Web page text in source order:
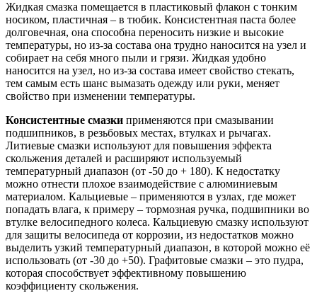
Жидкая смазка помещается в пластиковый флакон с тонким
носиком, пластичная – в тюбик. Консистентная паста более
долговечная, она способна переносить низкие и высокие
температуры, но из-за состава она трудно наносится на узел и
собирает на себя много пыли и грязи. Жидкая удобно
наносится на узел, но из-за состава имеет свойство стекать,
тем самым есть шанс вымазать одежду или руки, меняет
свойство при изменении температуры.
Консистентные смазки применяются при смазывании
подшипников, в резьбовых местах, втулках и рычагах.
Литиевые смазки используют для повышения эффекта
скольжения деталей и расширяют используемый
температурный диапазон (от -50 до + 180). К недостатку
можно отнести плохое взаимодействие с алюминиевым
материалом. Кальциевые – применяются в узлах, где может
попадать влага, к примеру – тормозная ручка, подшипники во
втулке велосипедного колеса. Кальциевую смазку используют
для защиты велосипеда от коррозии, из недостатков можно
выделить узкий температурный диапазон, в которой можно её
использовать (от -30 до +50). Графитовые смазки – это пудра,
которая способствует эффективному повышению
коэффициенту скольжения.